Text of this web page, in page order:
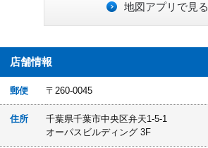
地図アプリで見る
店舗情報
郵便 〒260-0045
住所
千葉県千葉市中央区弁天1-5-1
オーパスビルディング 3F